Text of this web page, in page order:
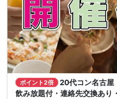
ポイント2倍
20代コン名古屋
飲み放題付・連絡先交換あり